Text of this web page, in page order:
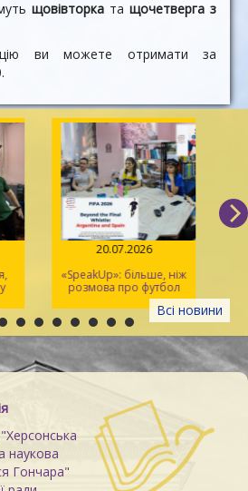
щовівторка та щочетверга з
ви можете отримати за
Всі новини
20.07.2026
«SpeakUp»: більше, ніж
розмова про футбол
наукова
Гончара"